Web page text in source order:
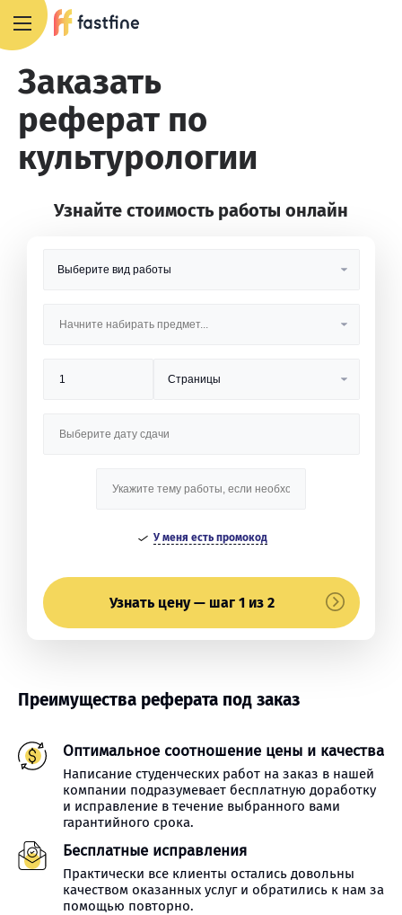
Заказать
реферат по
культурологии
Узнайте стоимость работы онлайн
У меня есть промокод
Узнать цену — шаг 1 из 2
Преимущества реферата под заказ
Оптимальное соотношение цены и качества
Написание студенческих работ на заказ в нашей
компании подразумевает бесплатную доработку
и исправление в течение выбранного вами
гарантийного срока.
Бесплатные исправления
Практически все клиенты остались довольны
качеством оказанных услуг и обратились к нам за
помощью повторно.